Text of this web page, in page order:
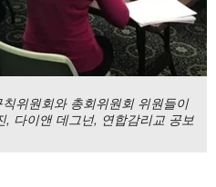
위원회와 총회위원회 위원들이
, 다이앤 데그넌, 연합감리교 공보